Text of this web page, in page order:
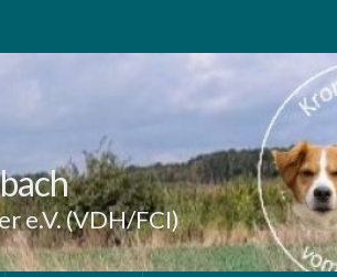
e.V. (VDH/FCI)